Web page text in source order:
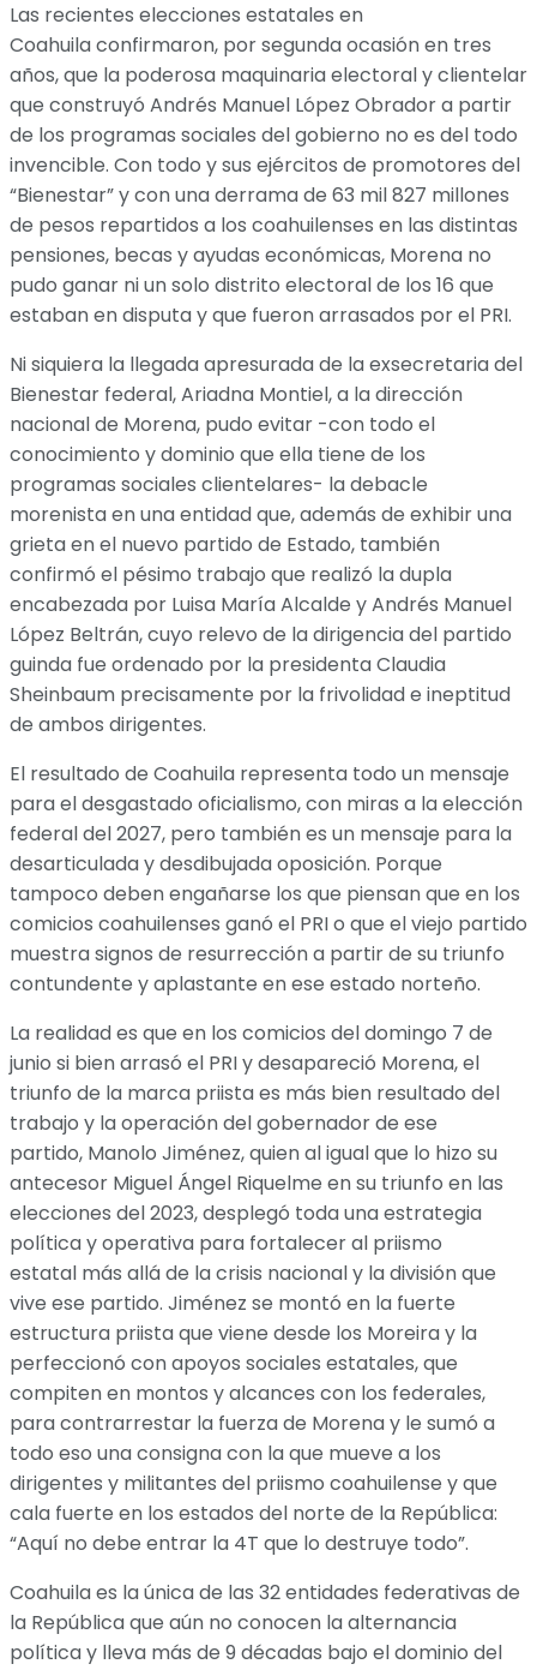
Las recientes elecciones estatales en
Coahuila confirmaron, por segunda ocasión en tres
años, que la poderosa maquinaria electoral y clientelar
que construyó Andrés Manuel López Obrador a partir
de los programas sociales del gobierno no es del todo
invencible. Con todo y sus ejércitos de promotores del
“Bienestar” y con una derrama de 63 mil 827 millones
de pesos repartidos a los coahuilenses en las distintas
pensiones, becas y ayudas económicas, Morena no
pudo ganar ni un solo distrito electoral de los 16 que
estaban en disputa y que fueron arrasados por el PRI.
Ni siquiera la llegada apresurada de la exsecretaria del
Bienestar federal, Ariadna Montiel, a la dirección
nacional de Morena, pudo evitar -con todo el
conocimiento y dominio que ella tiene de los
programas sociales clientelares- la debacle
morenista en una entidad que, además de exhibir una
grieta en el nuevo partido de Estado, también
confirmó el pésimo trabajo que realizó la dupla
encabezada por Luisa María Alcalde y Andrés Manuel
López Beltrán, cuyo relevo de la dirigencia del partido
guinda fue ordenado por la presidenta Claudia
Sheinbaum precisamente por la frivolidad e ineptitud
de ambos dirigentes.
El resultado de Coahuila representa todo un mensaje
para el desgastado oficialismo, con miras a la elección
federal del 2027, pero también es un mensaje para la
desarticulada y desdibujada oposición. Porque
tampoco deben engañarse los que piensan que en los
comicios coahuilenses ganó el PRI o que el viejo partido
muestra signos de resurrección a partir de su triunfo
contundente y aplastante en ese estado norteño.
La realidad es que en los comicios del domingo 7 de
junio si bien arrasó el PRI y desapareció Morena, el
triunfo de la marca priista es más bien resultado del
trabajo y la operación del gobernador de ese
partido, Manolo Jiménez, quien al igual que lo hizo su
antecesor Miguel Ángel Riquelme en su triunfo en las
elecciones del 2023, desplegó toda una estrategia
política y operativa para fortalecer al priismo
estatal más allá de la crisis nacional y la división que
vive ese partido. Jiménez se montó en la fuerte
estructura priista que viene desde los Moreira y la
perfeccionó con apoyos sociales estatales, que
compiten en montos y alcances con los federales,
para contrarrestar la fuerza de Morena y le sumó a
todo eso una consigna con la que mueve a los
dirigentes y militantes del priismo coahuilense y que
cala fuerte en los estados del norte de la República:
“Aquí no debe entrar la 4T que lo destruye todo”.
Coahuila es la única de las 32 entidades federativas de
la República que aún no conocen la alternancia
política y lleva más de 9 décadas bajo el dominio del